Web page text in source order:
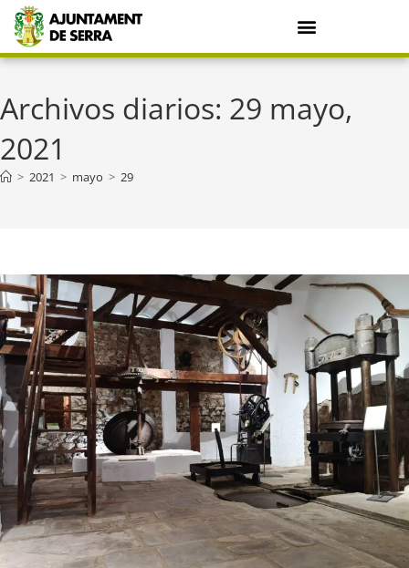
Archivos diarios: 29 mayo,
2021
> 2021 > mayo > 29